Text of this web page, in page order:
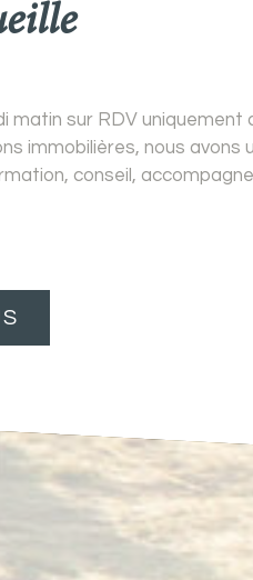
matin sur RDV
immobilières, nous
conseil,